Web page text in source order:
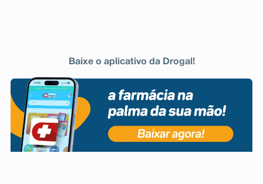
Baixe o aplicativo da Drogal!